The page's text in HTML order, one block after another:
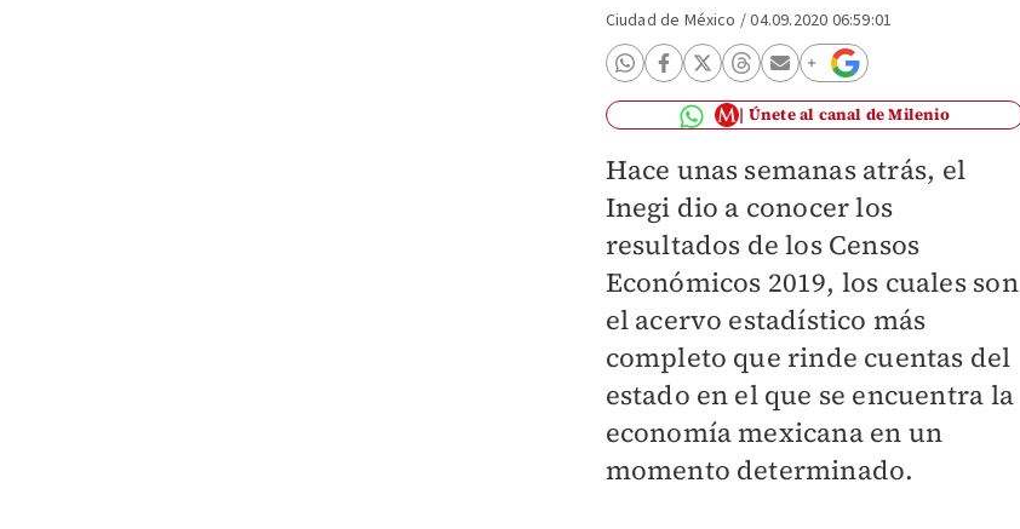
Ciudad de México /04.09.2020 06:59:01
Únete al canal de Milenio
Hace unas semanas atrás, el
Inegi dio a conocer los
resultados de los Censos
Económicos 2019, los cuales son
el acervo estadístico más
completo que rinde cuentas del
estado en el que se encuentra la
economía mexicana en un
momento determinado.